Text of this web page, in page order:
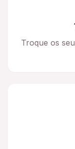
Troque os